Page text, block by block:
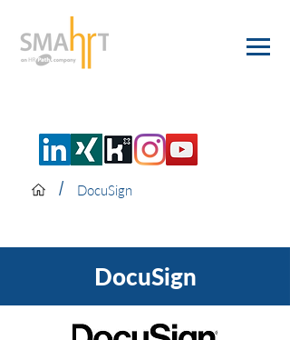
/ DocuSign
DocuSign